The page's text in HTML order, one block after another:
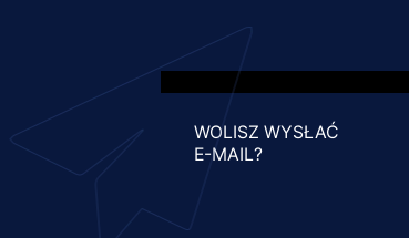
WOLISZ WYSŁAĆ
E-MAIL?